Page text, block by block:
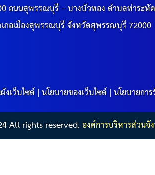
ถนนสุพรรณบุรี – บางบัวทอง ตำบลท่าระหั
ภอเมืองสุพรรณบุรี จังหวัดสุพรรณบุรี 72000
งเว็บไซต์|นโยบายของเว็บไซต์|นโยบายกา
All rights reserved.องค์การบริหารส่วน